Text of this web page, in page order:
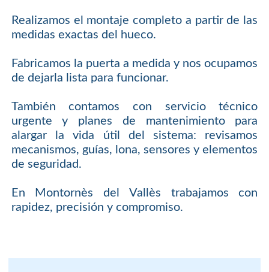
Realizamos el montaje completo a partir de las
medidas exactas del hueco.
Fabricamos la puerta a medida y nos ocupamos
de dejarla lista para funcionar.
También contamos con servicio técnico
urgente y planes de mantenimiento para
alargar la vida útil del sistema: revisamos
mecanismos, guías, lona, sensores y elementos
de seguridad.
En Montornès del Vallès trabajamos con
rapidez, precisión y compromiso.